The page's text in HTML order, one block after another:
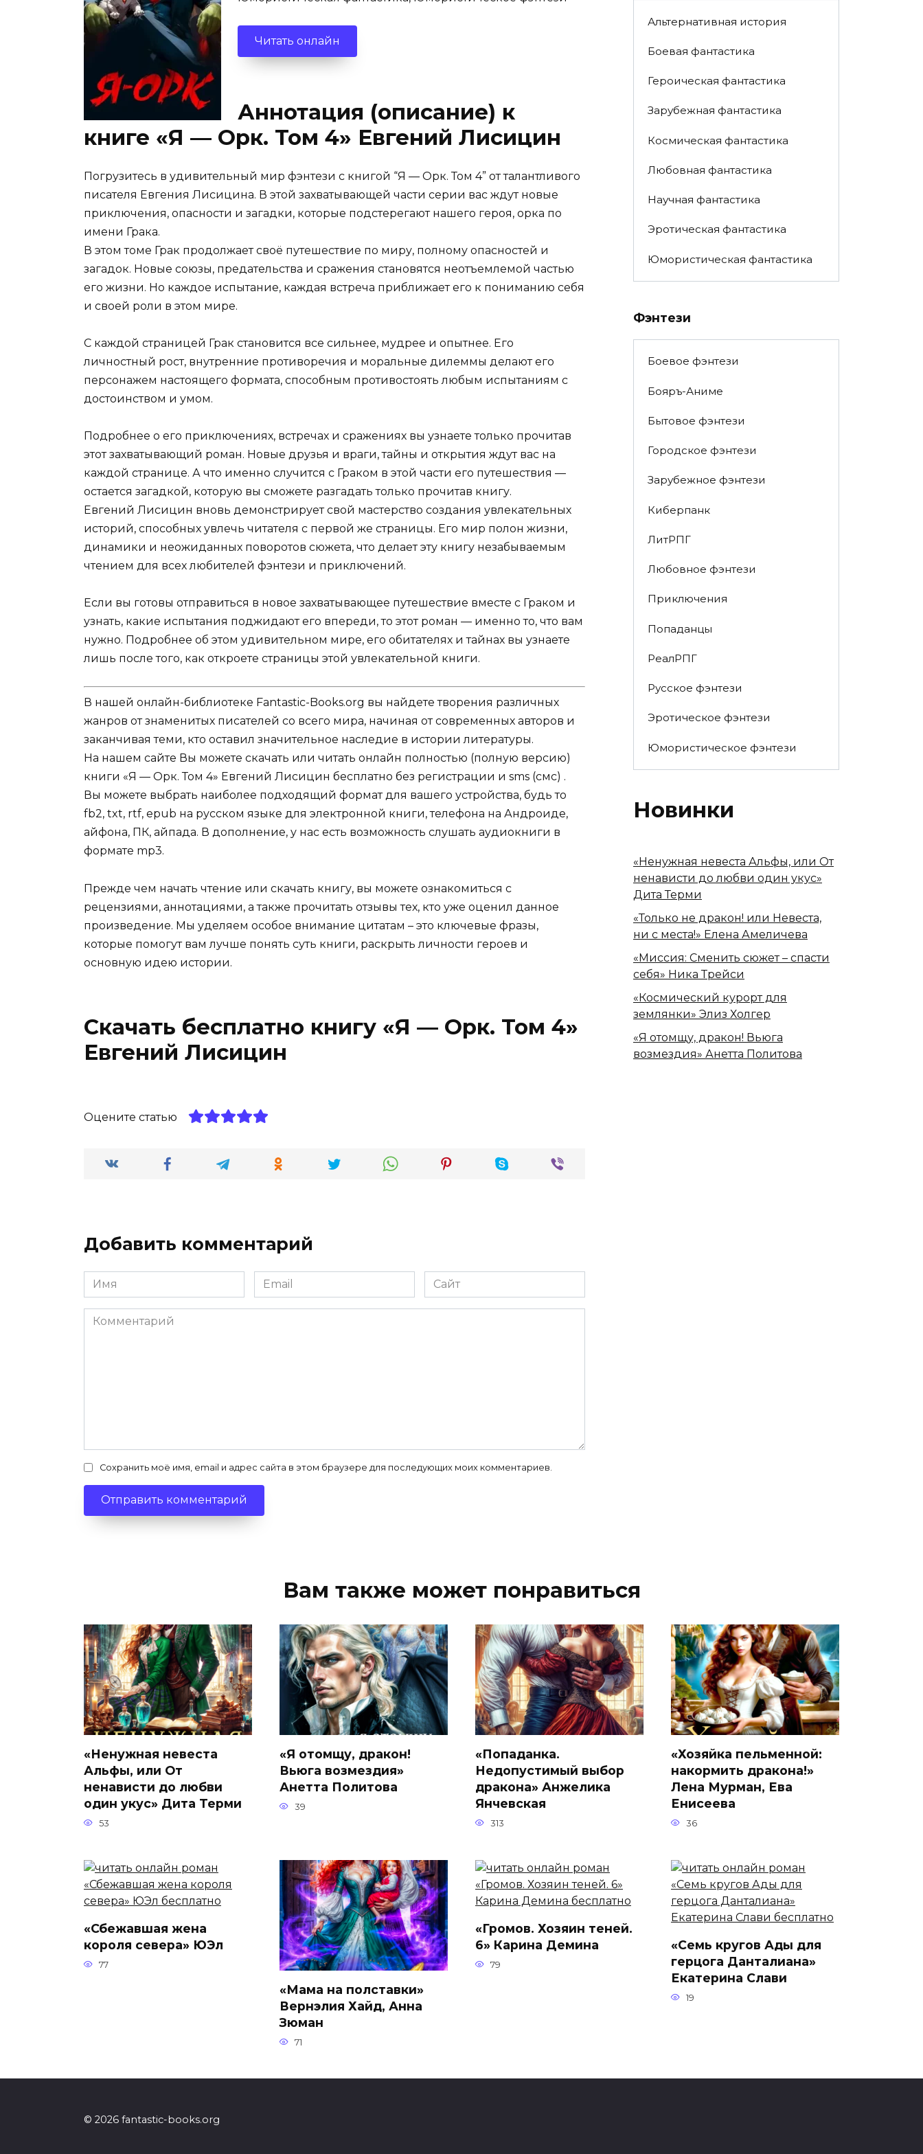
Читать онлайн
Аннотация (описание) к
книге «Я — Орк. Том 4» Евгений Лисицин
Погрузитесь в удивительный мир фэнтези с книгой “Я — Орк. Том 4” от талантливого
писателя Евгения Лисицина. В этой захватывающей части серии вас ждут новые
приключения, опасности и загадки, которые подстерегают нашего героя, орка по
имени Грака.
В этом томе Грак продолжает своё путешествие по миру, полному опасностей и
загадок. Новые союзы, предательства и сражения становятся неотъемлемой частью
его жизни. Но каждое испытание, каждая встреча приближает его к пониманию себя
и своей роли в этом мире.
С каждой страницей Грак становится все сильнее, мудрее и опытнее. Его
личностный рост, внутренние противоречия и моральные дилеммы делают его
персонажем настоящего формата, способным противостоять любым испытаниям с
достоинством и умом.
Подробнее о его приключениях, встречах и сражениях вы узнаете только прочитав
этот захватывающий роман. Новые друзья и враги, тайны и открытия ждут вас на
каждой странице. А что именно случится с Граком в этой части его путешествия —
остается загадкой, которую вы сможете разгадать только прочитав книгу.
Евгений Лисицин вновь демонстрирует свой мастерство создания увлекательных
историй, способных увлечь читателя с первой же страницы. Его мир полон жизни,
динамики и неожиданных поворотов сюжета, что делает эту книгу незабываемым
чтением для всех любителей фэнтези и приключений.
Если вы готовы отправиться в новое захватывающее путешествие вместе с Граком и
узнать, какие испытания поджидают его впереди, то этот роман — именно то, что вам
нужно. Подробнее об этом удивительном мире, его обитателях и тайнах вы узнаете
лишь после того, как откроете страницы этой увлекательной книги.
В нашей онлайн-библиотеке Fantastic-Books.org вы найдете творения различных
жанров от знаменитых писателей со всего мира, начиная от современных авторов и
заканчивая теми, кто оставил значительное наследие в истории литературы.
На нашем сайте Вы можете скачать или читать онлайн полностью (полную версию)
книги «Я — Орк. Том 4» Евгений Лисицин бесплатно без регистрации и sms (смс) .
Вы можете выбрать наиболее подходящий формат для вашего устройства, будь то
fb2, txt, rtf, epub на русском языке для электронной книги, телефона на Андроиде,
айфона, ПК, айпада. В дополнение, у нас есть возможность слушать аудиокниги в
формате mp3.
Прежде чем начать чтение или скачать книгу, вы можете ознакомиться с
рецензиями, аннотациями, а также прочитать отзывы тех, кто уже оценил данное
произведение. Мы уделяем особое внимание цитатам – это ключевые фразы,
которые помогут вам лучше понять суть книги, раскрыть личности героев и
основную идею истории.
Скачать бесплатно книгу «Я — Орк. Том 4»
Евгений Лисицин
Оцените статью
Добавить комментарий
Имя
*
Email
*
Сайт
Комментарий
Сохранить моё имя, email и адрес сайта в этом браузере для последующих моих комментариев.
Альтернативная история
Боевая фантастика
Героическая фантастика
Зарубежная фантастика
Космическая фантастика
Любовная фантастика
Научная фантастика
Эротическая фантастика
Юмористическая фантастика
Фэнтези
Боевое фэнтези
Бояръ-Аниме
Бытовое фэнтези
Городское фэнтези
Зарубежное фэнтези
Киберпанк
ЛитРПГ
Любовное фэнтези
Приключения
Попаданцы
РеалРПГ
Русское фэнтези
Эротическое фэнтези
Юмористическое фэнтези
Новинки
«Ненужная невеста Альфы, или От
ненависти до любви один укус»
Дита Терми
«Только не дракон! или Невеста,
ни с места!» Елена Амеличева
«Миссия: Сменить сюжет – спасти
себя» Ника Трейси
«Космический курорт для
землянки» Элиз Холгер
«Я отомщу, дракон! Вьюга
возмездия» Анетта Политова
Вам также может понравиться
«Ненужная невеста
Альфы, или От
ненависти до любви
один укус» Дита Терми
53
«Я отомщу, дракон!
Вьюга возмездия»
Анетта Политова
39
«Попаданка.
Недопустимый выбор
дракона» Анжелика
Янчевская
313
«Хозяйка пельменной:
накормить дракона!»
Лена Мурман, Ева
Енисеева
36
«Сбежавшая жена
короля севера» ЮЭл
77
«Мама на полставки»
Вернэлия Хайд, Анна
Зюман
71
«Громов. Хозяин теней.
6» Карина Демина
79
«Семь кругов Ады для
герцога Данталиана»
Екатерина Слави
19
© 2026 fantastic-books.org